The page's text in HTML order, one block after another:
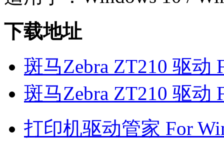
下载地址
斑马Zebra ZT210 驱动
斑马Zebra ZT210 驱动
打印机驱动管家 For